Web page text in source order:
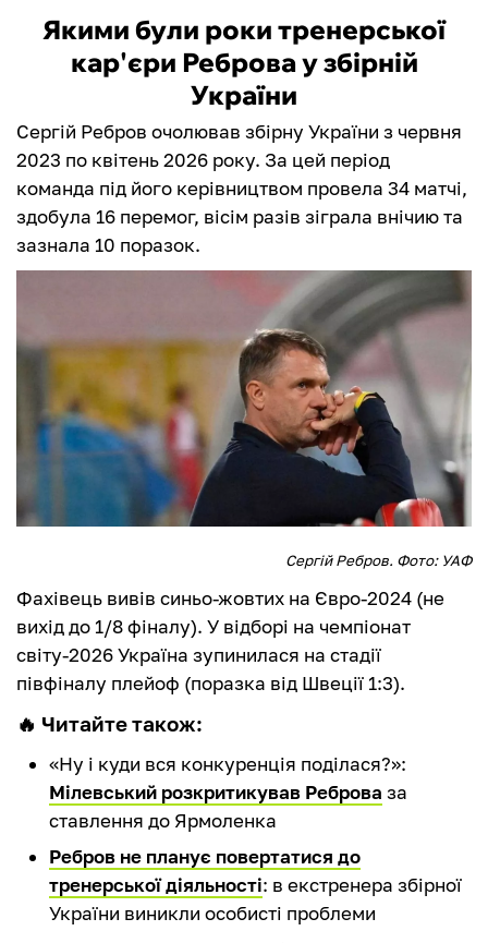
Якими були роки тренерської
кар'єри Реброва у збірній
України
Сергій Ребров очолював збірну України з червня
2023 по квітень 2026 року. За цей період
команда під його керівництвом провела 34 матчі,
здобула 16 перемог, вісім разів зіграла внічию та
зазнала 10 поразок.
Сергій Ребров. Фото: УАФ
Фахівець вивів синьо-жовтих на Євро-2024 (не
вихід до 1/8 фіналу). У відборі на чемпіонат
світу-2026 Україна зупинилася на стадії
півфіналу плейоф (поразка від Швеції 1:3).
🔥 Читайте також:
«Ну і куди вся конкуренція поділася?»:
Мілевський розкритикував Реброва за
ставлення до Ярмоленка
Ребров не планує повертатися до
тренерської діяльності: в екстренера збірної
України виникли особисті проблеми